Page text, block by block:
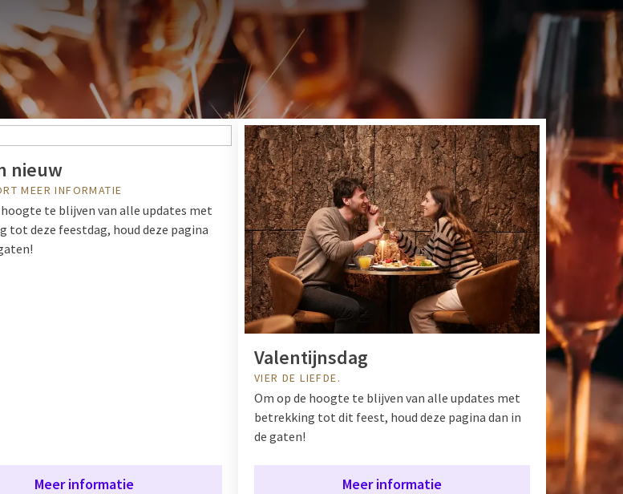
BIJ VAN DER VALK
ideale bestemming om feest te vieren! Hier komen traditie en
gastvrije sfeer. Of het nu voor Pasen, Moederdag, Kerstmis of
wij zorgen ervoor dat deze dagen nog specialer worden.
nieuw
MEER INFORMATIE
hoogte te blijven van alle updates met
tot deze feestdag, houd deze pagina
Meer informatie
Valentijnsdag
VIER DE LIEFDE.
Om op de hoogte te blijven van alle updates met
betrekking tot dit feest, houd deze pagina dan in
de gaten!
Meer informatie